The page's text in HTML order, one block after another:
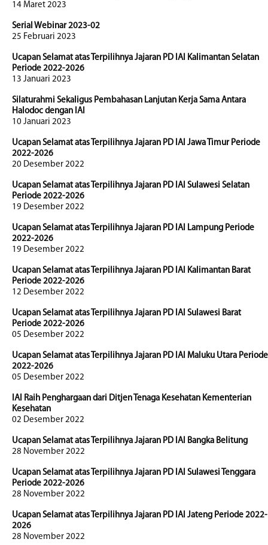
14 Maret 2023
Serial Webinar 2023-02
25 Februari 2023
Ucapan Selamat atas Terpilihnya Jajaran PD IAI Kalimantan Selatan
Periode 2022-2026
13 Januari 2023
Silaturahmi Sekaligus Pembahasan Lanjutan Kerja Sama Antara
Halodoc dengan IAI
10 Januari 2023
Ucapan Selamat atas Terpilihnya Jajaran PD IAI Jawa Timur Periode
2022-2026
20 Desember 2022
Ucapan Selamat atas Terpilihnya Jajaran PD IAI Sulawesi Selatan
Periode 2022-2026
19 Desember 2022
Ucapan Selamat atas Terpilihnya Jajaran PD IAI Lampung Periode
2022-2026
19 Desember 2022
Ucapan Selamat atas Terpilihnya Jajaran PD IAI Kalimantan Barat
Periode 2022-2026
12 Desember 2022
Ucapan Selamat atas Terpilihnya Jajaran PD IAI Sulawesi Barat
Periode 2022-2026
05 Desember 2022
Ucapan Selamat atas Terpilihnya Jajaran PD IAI Maluku Utara Periode
2022-2026
05 Desember 2022
IAI Raih Penghargaan dari Ditjen Tenaga Kesehatan Kementerian
Kesehatan
02 Desember 2022
Ucapan Selamat atas Terpilihnya Jajaran PD IAI Bangka Belitung
28 November 2022
Ucapan Selamat atas Terpilihnya Jajaran PD IAI Sulawesi Tenggara
Periode 2022-2026
28 November 2022
Ucapan Selamat atas Terpilihnya Jajaran PD IAI Jateng Periode 2022-
2026
28 November 2022